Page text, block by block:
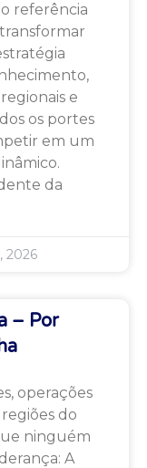
referência
e
os portes
em um
da
2026
– Por
operações
do
ninguém
A